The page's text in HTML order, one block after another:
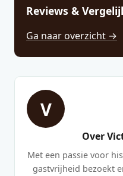
Reviews &
Ga naar overzicht →
V
Over
Met een passie voor
gastvrijheid bezoekt